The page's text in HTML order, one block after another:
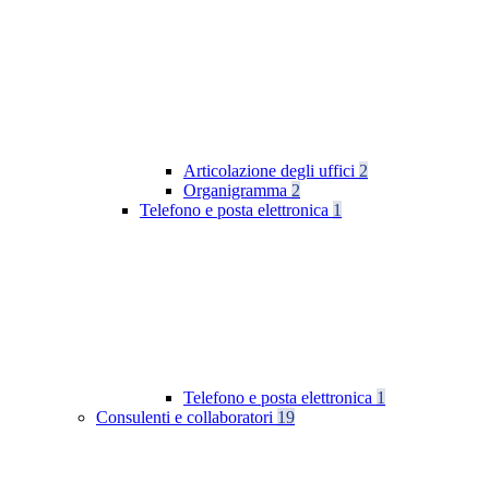
Articolazione degli uffici 2
Organigramma 2
Telefono e posta elettronica 1
Telefono e posta elettronica 1
Consulenti e collaboratori 19